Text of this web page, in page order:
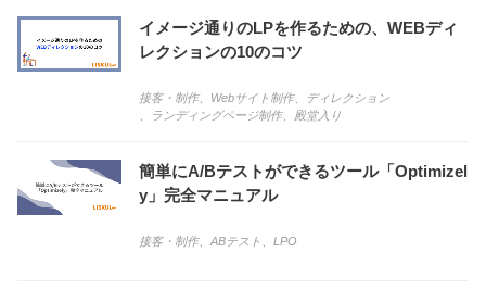
イメージ通りのLPを作るための、WEBディ
レクションの10のコツ
接客・制作、 Webサイト制作、
ディレクション
ランディングページ制作、 殿堂入り
簡単にA/Bテストができるツール「Optimizel
y」完全マニュアル
接客・制作、 ABテスト LPO